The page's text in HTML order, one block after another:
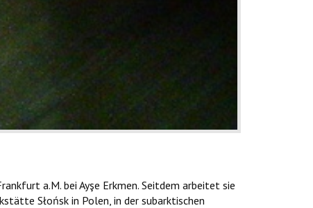
a.M. bei Ayşe Erkmen. Seitdem arbeitet sie
Słońsk in Polen, in der subarktischen